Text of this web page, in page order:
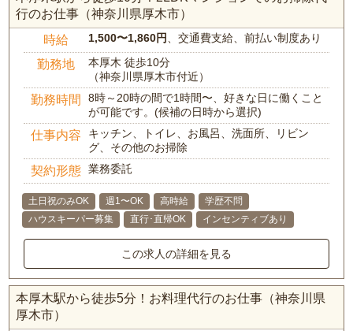
行のお仕事（神奈川県厚木市）
時給 1,500〜1,860円 、交通費支給、前払い制度あり
勤務地
本厚木 徒歩10分
（神奈川県厚木市付近）
勤務時間
8時～20時の間で1時間〜、好きな日に働くこと
が可能です。(候補の日時から選択)
仕事内容
キッチン、トイレ、お風呂、洗面所、リビン
グ、その他のお掃除
契約形態 業務委託
土日祝のみOK 週1〜OK 高時給
学歴不問
ハウスキーパー募集
直行･直帰OK インセンティブあり
この求人の詳細を見る
本厚木駅から徒歩5分！お料理代行のお仕事（神奈川県
厚木市）